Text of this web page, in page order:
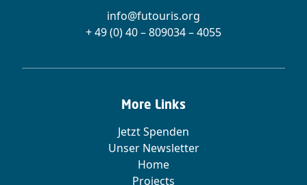
info@futouris.org
+ 49 (0) 40 – 809034 – 4055
More Links
Jetzt Spenden
Unser Newsletter
Home
Projects